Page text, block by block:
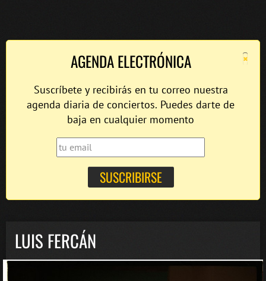
×
AGENDA ELECTRÓNICA
Suscríbete y recibirás en tu correo nuestra
agenda diaria de conciertos. Puedes darte de
baja en cualquier momento
LUIS FERCÁN